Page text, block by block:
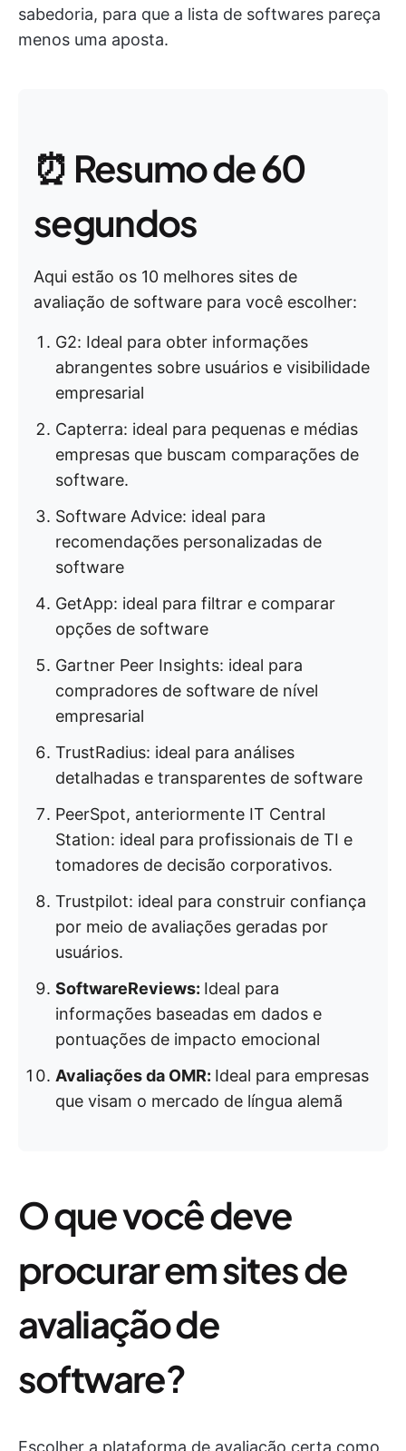
sabedoria, para que a lista de softwares pareça
menos uma aposta.
⏰ Resumo de 60
segundos
Aqui estão os 10 melhores sites de
avaliação de software para você escolher:
G2: Ideal para obter informações
abrangentes sobre usuários e visibilidade
empresarial
Capterra: ideal para pequenas e médias
empresas que buscam comparações de
software.
Software Advice: ideal para
recomendações personalizadas de
software
GetApp: ideal para filtrar e comparar
opções de software
Gartner Peer Insights: ideal para
compradores de software de nível
empresarial
TrustRadius: ideal para análises
detalhadas e transparentes de software
PeerSpot, anteriormente IT Central
Station: ideal para profissionais de TI e
tomadores de decisão corporativos.
Trustpilot: ideal para construir confiança
por meio de avaliações geradas por
usuários.
SoftwareReviews: Ideal para
informações baseadas em dados e
pontuações de impacto emocional
Avaliações da OMR: Ideal para empresas
que visam o mercado de língua alemã
O que você deve
procurar em sites de
avaliação de
software?
Escolher a plataforma de avaliação certa como